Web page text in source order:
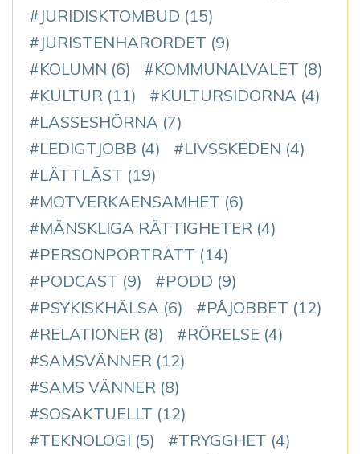
JURIDISKTOMBUD (15)
JURISTENHARORDET (9)
KOLUMN (6) KOMMUNALVALET (8)
KULTUR (11) KULTURSIDORNA (4)
LASSESHÖRNA (7)
LEDIGTJOBB (4) LIVSSKEDEN (4)
LÄTTLÄST (19)
MOTVERKAENSAMHET (6)
MÄNSKLIGA RÄTTIGHETER (4)
PERSONPORTRÄTT (14)
PODCAST (9) PODD (9)
PSYKISKHÄLSA (6) PÅJOBBET (12)
RELATIONER (8) RÖRELSE (4)
SAMSVÄNNER (12)
SAMS VÄNNER (8)
SOSAKTUELLT (12)
TEKNOLOGI (5) TRYGGHET (4)